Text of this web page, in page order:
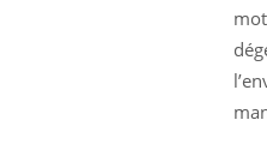
Carence